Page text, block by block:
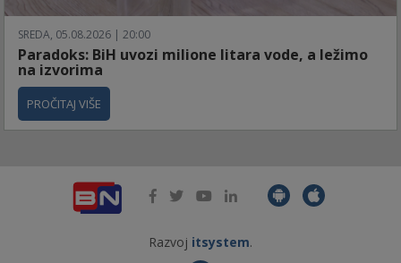
SREDA, 05.08.2026 | 20:00
Paradoks: BiH uvozi milione litara vode, a ležimo
na izvorima
PROČITAJ VIŠE
Razvoj itsystem.